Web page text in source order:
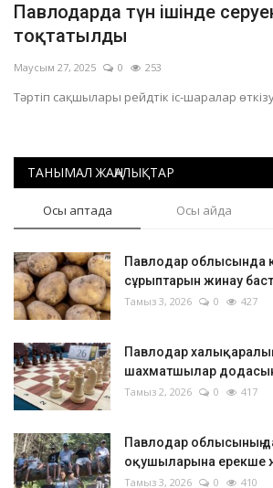
Павлодарда түн ішінде
тоқтатылды
Маусым 27, 2025 0 253
Тәртіп сақшылары рейдтік іс-шаралар
ТАНЫМАЛ ЖАҢАЛЫҚТАР
Осы аптада Осы айда
Павлодар облысында
сұрыптарын жинау
Тамыз 3, 2026 0 427
Павлодар
шахматшылар
Тамыз 2, 2026 0 417
Павлодар облысының
оқушыларына ерекше
Тамыз 3, 2026 0 410